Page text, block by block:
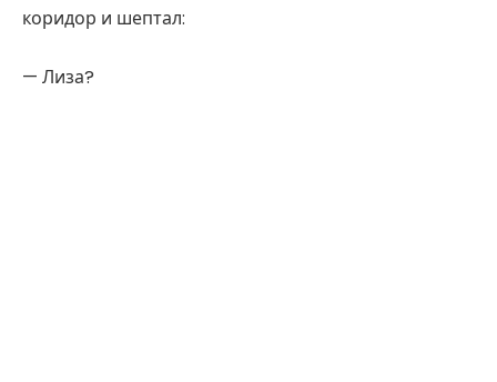
коридор и шептал:
— Лиза?